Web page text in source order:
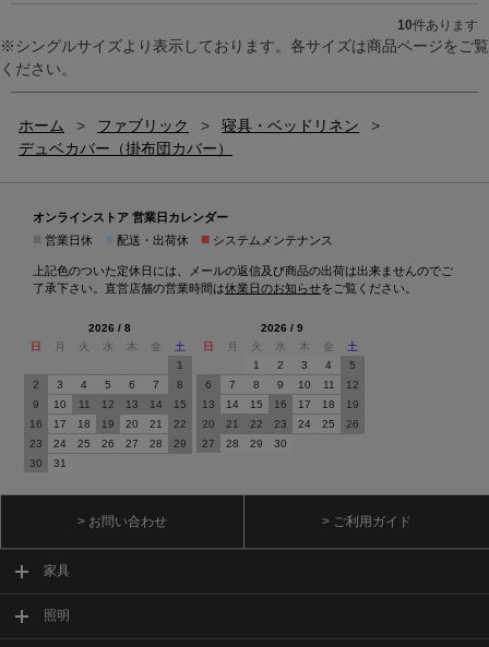
10件あります
※シングルサイズより表示しております。各サイズは商品ページをご覧
ください。
ホーム > ファブリック > 寝具・ベッドリネン
>
デュベカバー（掛布団カバー）
オンラインストア 営業日カレンダー
営業日休 配送・出荷休 ■ システムメンテナンス
上記色のついた定休日には、メールの返信及び商品の出荷は出来ませんのでご
了承下さい。直営店舗の営業時間は休業日のお知らせをご覧ください。
2026 / 8
日
月 火 水 木 金
土
1
2
3 4 5 6 7
8
9
10 11 12 13 14
15
16
17 18 19 20 21
22
23
24 25 26 27 28
29
30
31
2026 / 9
日
月 火 水 木 金
土
1
2 3 4
5
6
7 8 9 10 11
12
13
14 15 16 17 18
19
20
21 22 23 24 25
26
27
28 29 30
> お問い合わせ > ご利用ガイド
家具
照明